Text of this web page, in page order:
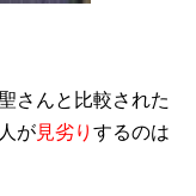
さんと比較された
が見劣り するのは